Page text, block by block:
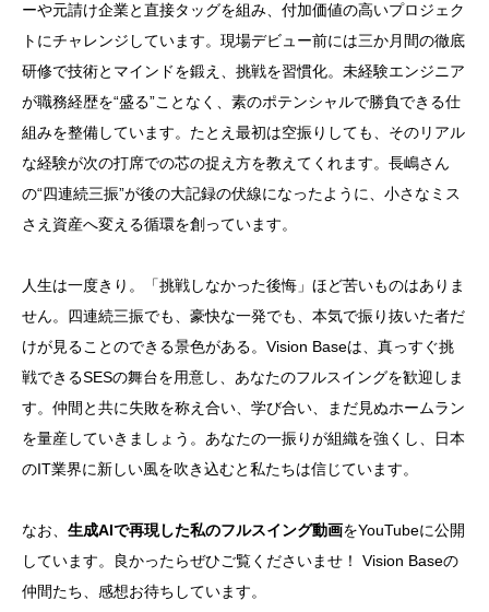
ーや元請け企業と直接タッグを組み、付加価値の高いプロジェク
トにチャレンジしています。現場デビュー前には三か月間の徹底
研修で技術とマインドを鍛え、挑戦を習慣化。未経験エンジニア
が職務経歴を“盛る”ことなく、素のポテンシャルで勝負できる仕
組みを整備しています。たとえ最初は空振りしても、そのリアル
な経験が次の打席での芯の捉え方を教えてくれます。長嶋さん
の“四連続三振”が後の大記録の伏線になったように、小さなミス
さえ資産へ変える循環を創っています。
人生は一度きり。「挑戦しなかった後悔」ほど苦いものはありま
せん。四連続三振でも、豪快な一発でも、本気で振り抜いた者だ
けが見ることのできる景色がある。Vision Baseは、真っすぐ挑
戦できるSESの舞台を用意し、あなたのフルスイングを歓迎しま
す。仲間と共に失敗を称え合い、学び合い、まだ見ぬホームラン
を量産していきましょう。あなたの一振りが組織を強くし、日本
のIT業界に新しい風を吹き込むと私たちは信じています。
なお、 生成AIで再現した私のフルスイング動画をYouTubeに公開
しています。良かったらぜひご覧くださいませ！ Vision Baseの
仲間たち、感想お待ちしています。